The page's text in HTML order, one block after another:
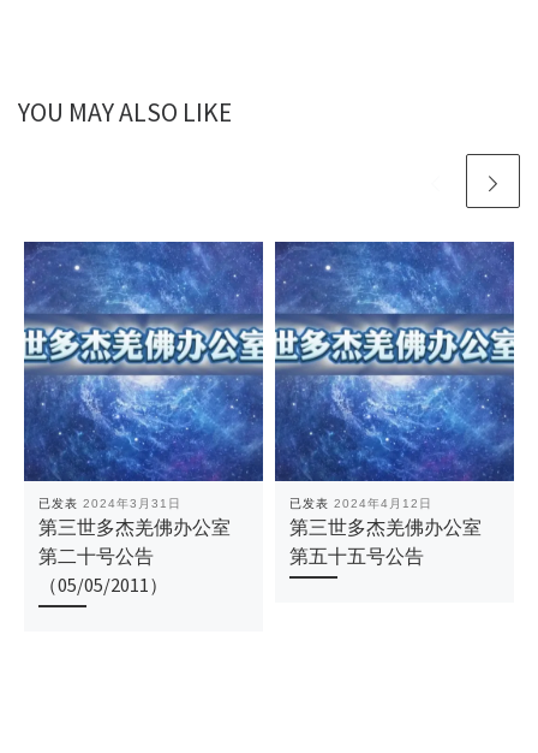
YOU MAY ALSO LIKE
已发表 2024年3月31日
第三世多杰羌佛办公室
第二十号公告
（05/05/2011）
已发表 2024年4月12日
第三世多杰羌佛办公室
第五十五号公告